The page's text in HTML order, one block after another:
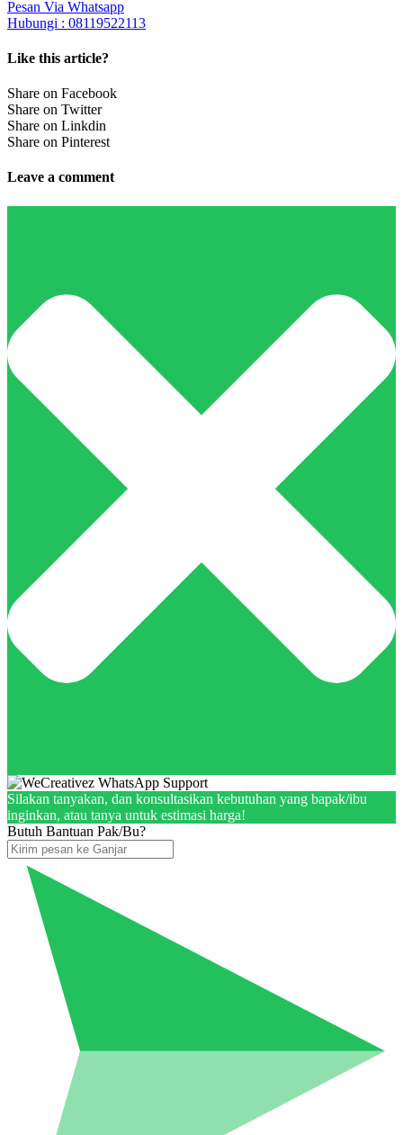
Pesan Via Whatsapp
Hubungi : 08119522113
Like this article?
Share on Facebook
Share on Twitter
Share on Linkdin
Share on Pinterest
Leave a comment
Silakan tanyakan, dan konsultasikan kebutuhan yang bapak/ibu
inginkan, atau tanya untuk estimasi harga!
Butuh Bantuan Pak/Bu?